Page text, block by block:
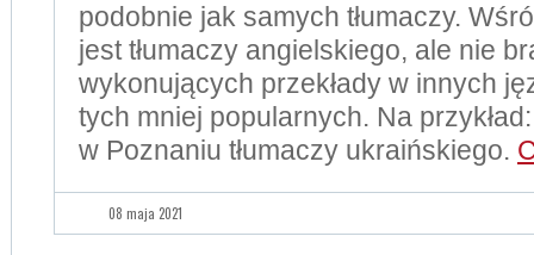
podobnie jak samych tłumaczy.
jest tłumaczy angielskiego, ale nie
wykonujących przekłady w innych
tych mniej popularnych. Na
w Poznaniu tłumaczy ukraińskiego.
08 maja 2021